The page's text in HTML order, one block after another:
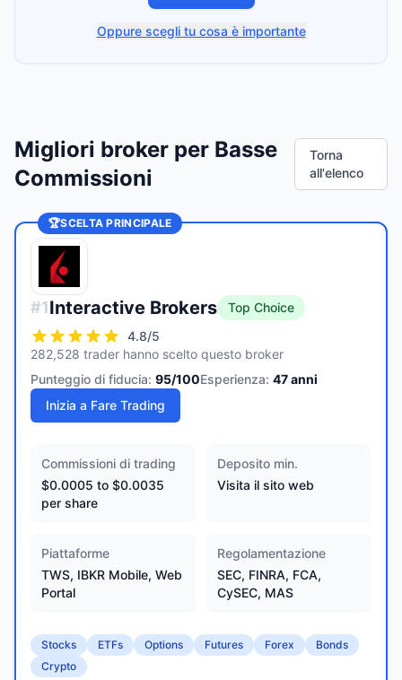
Oppure scegli tu cosa è importante
Migliori broker per Basse
Commissioni
Torna
all'elenco
🏆SCELTA PRINCIPALE
#1Interactive Brokers
Top Choice
4.8/5
282,528 trader hanno scelto questo broker
Punteggio di fiducia: 95/100Esperienza: 47anni
Inizia a Fare Trading
Commissioni di trading
$0.0005 to $0.0035
per share
Deposito min.
Visita il sito web
Piattaforme
TWS, IBKR Mobile, Web
Portal
Regolamentazione
SEC, FINRA, FCA,
CySEC, MAS
Stocks ETFs Options Futures Forex
Bonds
Crypto